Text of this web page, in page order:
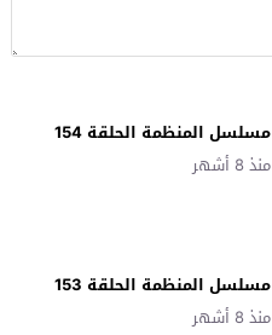
مسلسل المنظمة الحلقة 154
منذ 8 أشهر
مسلسل المنظمة الحلقة 153
منذ 8 أشهر